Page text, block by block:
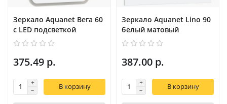
Зеркало Aquanet Вега 60
с LED подсветкой
375.49 р.
В корзину
Зеркало Aquanet Lino 90
белый матовый
387.00 р.
В корзину